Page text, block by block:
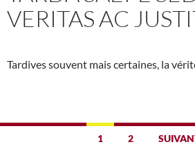
VERITAS AC
Tardives souvent mais certaines, la
1 2